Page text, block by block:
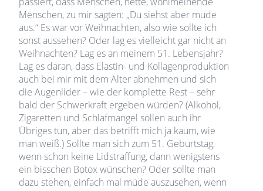
Menschen, zu mir sagten: „Du siehst aber müde
aus.“ Es war vor Weihnachten, also wie sollte ich
sonst aussehen? Oder lag es vielleicht gar nicht an
Weihnachten? Lag es an meinem 51. Lebensjahr?
Lag es daran, dass Elastin- und Kollagenproduktion
auch bei mir mit dem Alter abnehmen und sich
die Augenlider – wie der komplette Rest – sehr
bald der Schwerkraft ergeben würden? (Alkohol,
Zigaretten und Schlafmangel sollen auch ihr
Übriges tun, aber das betrifft mich ja kaum, wie
man weiß.) Sollte man sich zum 51. Geburtstag,
wenn schon keine Lidstraffung, dann wenigstens
ein bisschen Botox wünschen? Oder sollte man
dazu stehen, einfach mal müde auszusehen, wenn